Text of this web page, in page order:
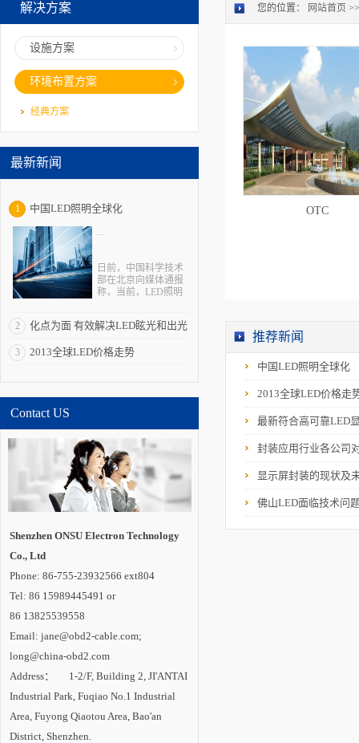
解决方案
设施方案
环境布置方案
经典方案
最新新闻
1 中国LED照明全球化
...
日前，中国科学技术
部在北京向媒体通报
称，当前，LED照明
应，被全球多个国家
业。“LED照明是一个
环”。 在与发达国
合作计划，中国半导
体照明国家重点实验
室在荷兰代尔夫特大
学建立海外研发实体
机构“国际开放创新中
心”，并共同培养博士
及博士后。中国还与
应用、标准检测、示
范工程评价和产品循
斯、南非建立“金砖国
家半导体照明合作平
设。 内专家认
为，LED照明已成为
命，在照明产业变革
着技术进步的推动和
市场需求的拉动，
2 化点为面 有效解决LED眩光和出光
效率低问题
3 2013全球LED价格走势
Contact US
Shenzhen ONSU Electron Technology
Co., Ltd
Phone: 86-755-23932566 ext804
Tel: 86 15989445491 or
86 13825539558
Email: jane@obd2-cable.com;
long@china-obd2.com
Address： 1-2/F, Building 2, JI'ANTAI
Industrial Park, Fuqiao No.1 Industrial
Area, Fuyong Qiaotou Area, Bao'an
District, Shenzhen.
您的位置： 网站首页 >>
OTC
推荐新闻
中国LED照明全球化
2013全球LED价格走
最新符合高可靠LED
封装应用行业各公司
显示屏封装的现状及
佛山LED面临技术问